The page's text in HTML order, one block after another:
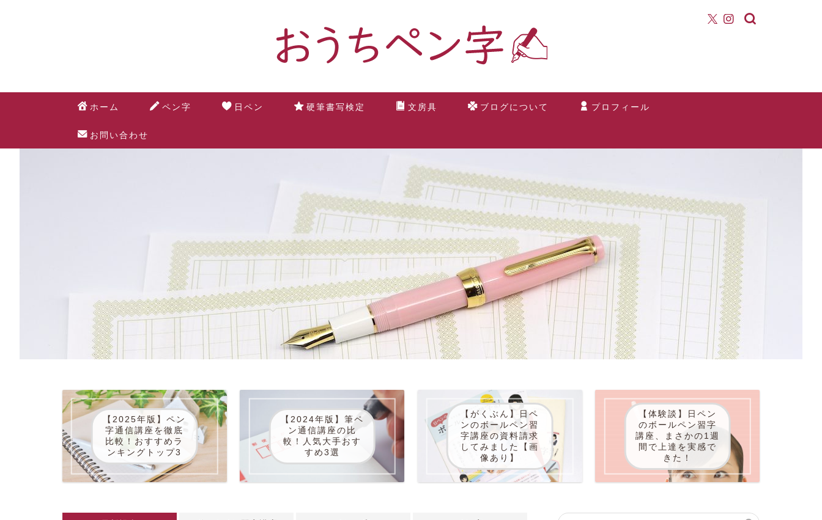
ホーム ペン字 日ペン 硬筆書写検定 文房具 ブログについて プロフィール
お問い合わせ
【2025年版】ペン
字通信講座を徹底
比較！おすすめラ
ンキングトップ3
【2024年版】筆ペ
ン通信講座の比
較！人気大手おす
すめ3選
【がくぶん】日ペ
ンのボールペン習
字講座の資料請求
してみました【画
像あり】
【体験談】日ペン
のボールペン習字
講座、まさかの1週
間で上達を実感で
きた！